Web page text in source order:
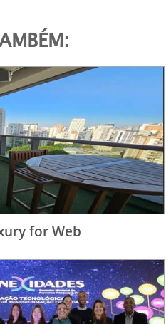
for Web